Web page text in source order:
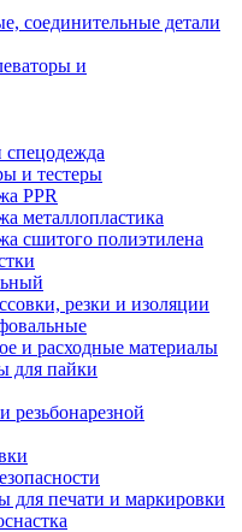
соединительные детали
и
и тестеры
PPR
металлопластика
сшитого полиэтилена
резки и изоляции
и расходные материалы
для пайки
резьбонарезной
для печати и маркировки